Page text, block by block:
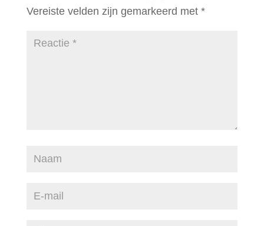
Vereiste velden zijn gemarkeerd met *